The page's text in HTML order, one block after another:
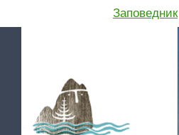
Заповедник